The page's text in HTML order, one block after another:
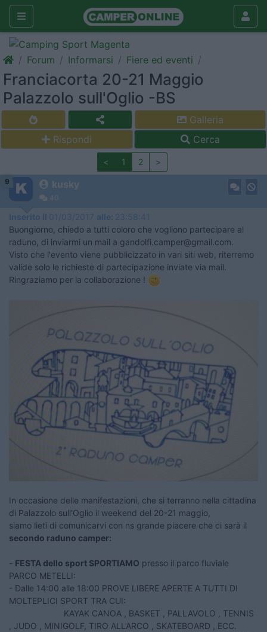
Forum Informarsi Fiere ed eventi
Franciacorta 20-21 Maggio
Palazzolo sull'Oglio -BS
Galleria
Rispondi
Cerca
< 1 2 >
9 kusky
40
Inserito il 01/03/2017 alle: 23:58:41
Buongiorno, chiedo a tutti coloro che vogliono partecipare al
raduno, di inviarmi un mail a gandolfi.camper@gmail.com.
Visto che l'evento viene pubblicizzato in vari siti web, riterremo
valide solo le richieste di partecipazione inviate via mail.
Ringraziamo per la collaborazione !
In occasione delle manifestazioni, che si terranno nella cittadina
di Palazzolo sull'Oglio il weekend del 20-21 maggio,
siamo lieti di comunicarvi con ns grande piacere che ci sarà il
secondo raduno camper:
- FESTA dello sport SPORTIAMO presso il parco fluviale
PARCO METELLI:
- Dalle 14:00 alle 18:00 PROVE LIBERE APERTE A TUTTI DI
MOLTEPLICI SPORT TRA CUI:
KAYAK CANOA , BASKET , PALLAVOLO , TENNIS
, JUDO , MINIGOLF, TIRO ALL’ARCO , SKATEBOARD , ECC.